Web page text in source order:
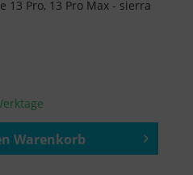
13 Pro, 13 Pro Max - sierra
Warenkorb